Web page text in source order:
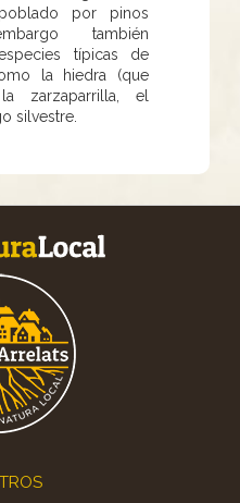
por pinos
también
típicas de
la hiedra (que
zarzaparrilla, el
silvestre.